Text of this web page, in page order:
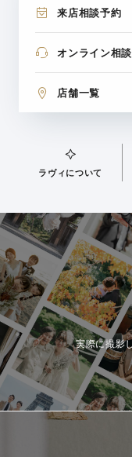
来店相談予約
オンライン相
店舗一覧
ラヴィについて
実際に撮影